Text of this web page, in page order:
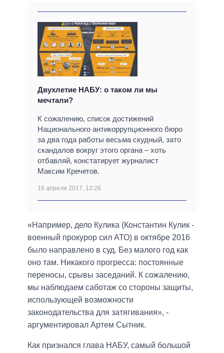
Двухлетие НАБУ: о таком ли мы
мечтали?
К сожалению, список достижений
Национального антикоррупционного бюро
за два года работы весьма скудный, зато
скандалов вокруг этого органа – хоть
отбавляй, констатирует журналист
Максим Кречетов.
16 апреля 2017, 13:26
«Например, дело Кулика (Константин Кулик -
военный прокурор сил АТО) в октябре 2016
было направлено в суд. Без малого год как
оно там. Никакого прогресса: постоянные
переносы, срывы заседаний. К сожалению,
мы наблюдаем саботаж со стороны защиты,
использующей возможности
законодательства для затягивания», -
аргументировал Артем Сытник.
Как признался глава НАБУ, самый большой